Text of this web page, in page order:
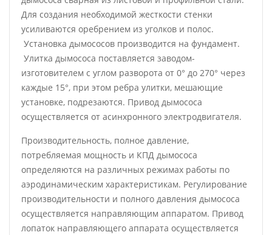
Для создания необходимой жесткости стенки
усиливаются оребрением из уголков и полос.
Установка дымососов производится на фундамент.
Улитка дымососа поставляется заводом-
изготовителем с углом разворота от 0° до 270° через
каждые 15°, при этом ребра улитки, мешающие
установке, подрезаются. Привод дымососа
осуществляется от асинхронного электродвигателя.
Производительность, полное давление,
потребляемая мощность и КПД дымососа
определяются на различных режимах работы по
аэродинамическим характеристикам. Регулирование
производительности и полного давления дымососа
осуществляется направляющим аппаратом. Привод
лопаток направляющего аппарата осуществляется